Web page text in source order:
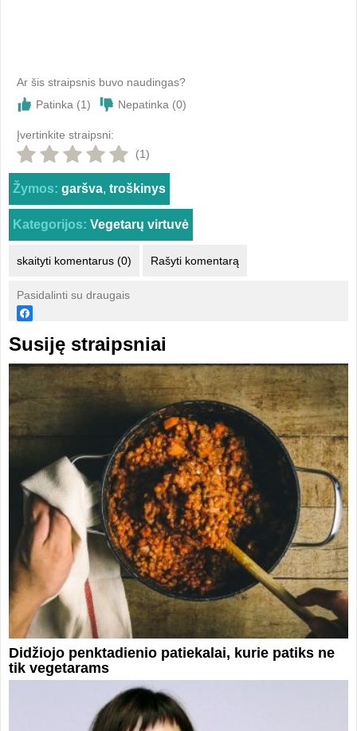
Ar šis straipsnis buvo naudingas?
Patinka (1) Nepatinka (0)
Įvertinkite straipsni:
(1)
Žymos: garšva, troškinys
Kategorijos: Vegetarų virtuvė
skaityti komentarus (0) Rašyti komentarą
Pasidalinti su draugais
Susiję straipsniai
Didžiojo penktadienio patiekalai, kurie patiks ne
tik vegetarams